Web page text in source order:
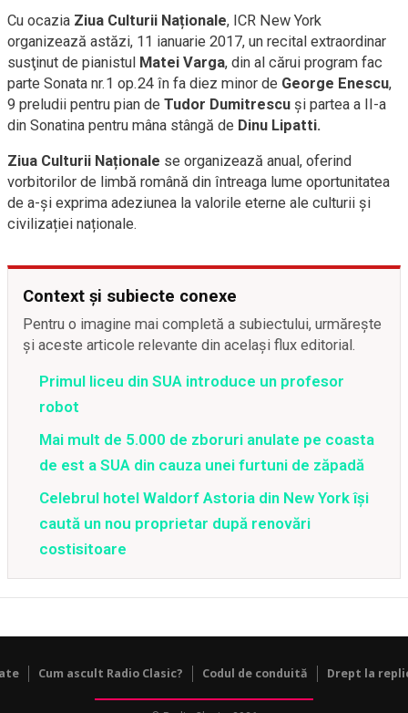
Cu ocazia Ziua Culturii Naționale, ICR New York
organizează astăzi, 11 ianuarie 2017, un recital extraordinar
susţinut de pianistul Matei Varga, din al cărui program fac
parte Sonata nr.1 op.24 în fa diez minor de George Enescu,
9 preludii pentru pian de Tudor Dumitrescu și partea a II-a
din Sonatina pentru mâna stângă de Dinu Lipatti.
Ziua Culturii Naționale se organizează anual, oferind
vorbitorilor de limbă română din întreaga lume oportunitatea
de a-și exprima adeziunea la valorile eterne ale culturii și
civilizației naționale.
Context și subiecte conexe
Pentru o imagine mai completă a subiectului, urmărește
și aceste articole relevante din același flux editorial.
Primul liceu din SUA introduce un profesor
robot
Mai mult de 5.000 de zboruri anulate pe coasta
de est a SUA din cauza unei furtuni de zăpadă
Celebrul hotel Waldorf Astoria din New York își
caută un nou proprietar după renovări
costisitoare
Cum ascult Radio Clasic? Codul de conduită Drept la